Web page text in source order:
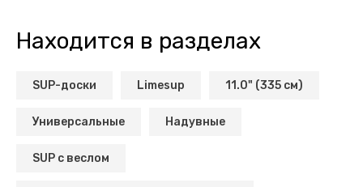
Находится в разделах
SUP-доски Limesup 11.0" (335 см)
Универсальные Надувные
SUP с веслом